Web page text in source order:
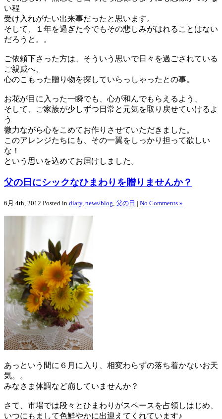
い程
受け入れがたい出来事だったと思います。
そして、１年を過ぎた今でもその悲しみがはれることはない
だろうと。。
ご依頼下さった方は、そういう思いで日々を過ごされている
ご親戚へ、
心のこもった贈り物を探していらっしゃったとの事。
お花が目に入った一瞬でも、心が和んでもらえるよう、
そして、ご家族が少しずつ日常と元気を取り戻せていけるよ
う
微力ながら心をこめてお作りさせていただきました。
このアレンジたちにも、その一翼をしっかり担って欲しい
な！
という思いを込めてお届けしました。
父の日にシックなひまわりを贈りませんか？
6月 4th, 2012 Posted in diary, news/blog 父の日 | No Comments »
あっという間に６月に入り、相変わらずの落ち着かないお天
気。。
みなさま体調など崩していませんか？
さて、市場では段々とひまわりがスペースを占領しはじめ、
いつにもまして色鮮やかに出迎えてくれています♪